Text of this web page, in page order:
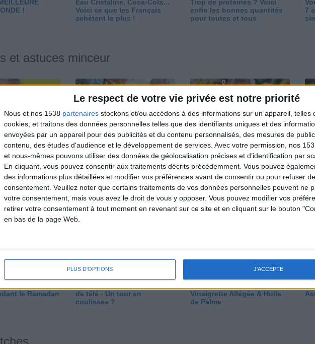
Le respect de votre vie privée est notre priorité
Nous et nos 1538 partenaires stockons et/ou accédons à des informations sur un appareil, telles
cookies, et traitons des données personnelles telles que des identifiants uniques et des
envoyées par un appareil pour des publicités et du contenu personnalisés, des mesures de
contenu, des études d'audience et le développement de services. Avec votre permission, nos
et nous-mêmes pouvons utiliser des données de géolocalisation précises et d’identification par
En cliquant, vous pouvez consentir aux traitements décrits précédemment. Vous pouvez
des informations plus détaillées et modifier vos préférences avant de consentir ou pour refuser
consentement. Veuillez noter que certains traitements de vos données personnelles peuvent ne
votre consentement, mais vous avez le droit de vous y opposer. Vous pouvez modifier vos
retirer votre consentement à tout moment en revenant sur ce site et en cliquant sur le bouton
en bas de la page Web.
PLUS D'OPTIONS J'ACCEPTE
!
Eau Cristaline, Coca-Cola…
Voici ce que les Français
achètent le plus !
Trop de protéines ? Voici
enfin les bonnes quantités
pour toutes et tous
7
et astuces minceur
pour maigrir : le
Perdre 10 kg : ma méthode
est imparable
Et après la perte de poids ?
Je fais comment ?
demandé
: Que
le Ramadan
de télé - Un tour en
coulisses ?
Vinaigrette Allégée & Huile
de Palme